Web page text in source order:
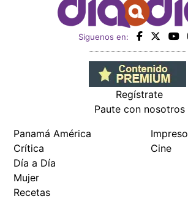
Siguenos en:
Regístrate
Paute con nosotros
Panamá América
Crítica
Día a Día
Mujer
Recetas
Cine